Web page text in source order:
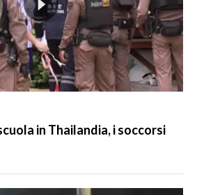
in Thailandia, i soccorsi